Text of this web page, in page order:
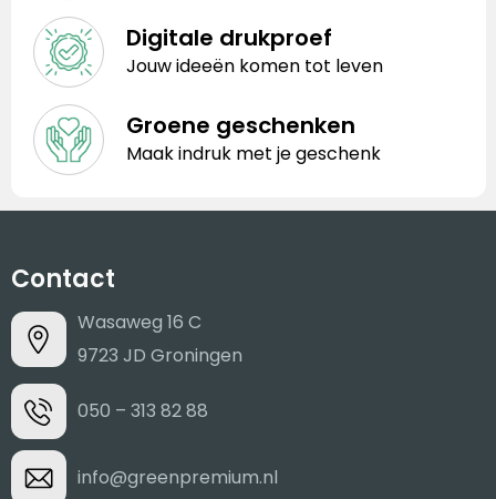
Digitale drukproef
Jouw ideeën komen tot leven
Groene geschenken
Maak indruk met je geschenk
Contact
Wasaweg 16 C
9723 JD Groningen
050 – 313 82 88
info@greenpremium.nl